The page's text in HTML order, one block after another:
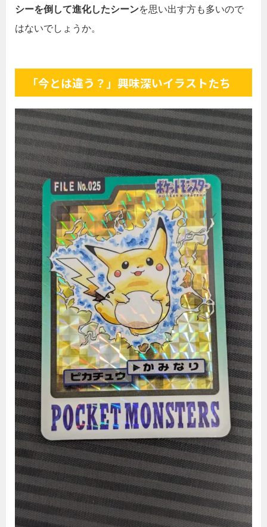
シーを倒して進化したシーンを思い出す方も多いので
はないでしょうか。
「今とは違う？」興味深いイラストたち